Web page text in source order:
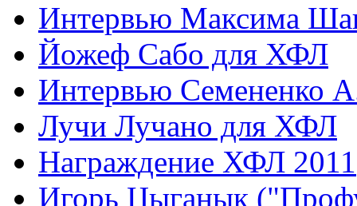
Интервью Максима
Йожеф Сабо для ХФЛ
Интервью Семененко
Лучи Лучано для ХФЛ
Награждение ХФЛ 2011
Игорь Цыганык